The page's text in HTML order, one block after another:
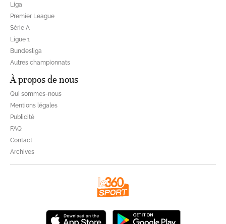
Liga
Premier League
Série A
Ligue 1
Bundesliga
Autres championnats
À propos de nous
Qui sommes-nous
Mentions légales
Publicité
FAQ
Contact
Archives